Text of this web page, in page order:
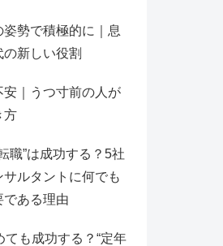
勢で積極的に｜息
新しい役割
｜うつ寸前の人が
方
職”は成功する？5社
ルタントに何でも
ある理由
も成功する？“定年